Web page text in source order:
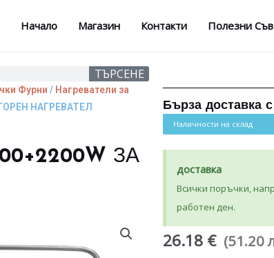
Начало Магазин Контакти Полезни
ТЪРСЕНЕ
Фурни / Нагреватели за
НАГРЕВАТЕЛ
ЗА
Бърза доставка
Наличности на склад
доставка
Всички поръчки,
работен ден.
26.18 € (51.20